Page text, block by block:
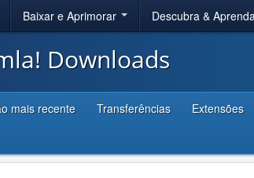
Baixar e Aprimorar Descubra &
Downloads
mais recente Transferências Extensões